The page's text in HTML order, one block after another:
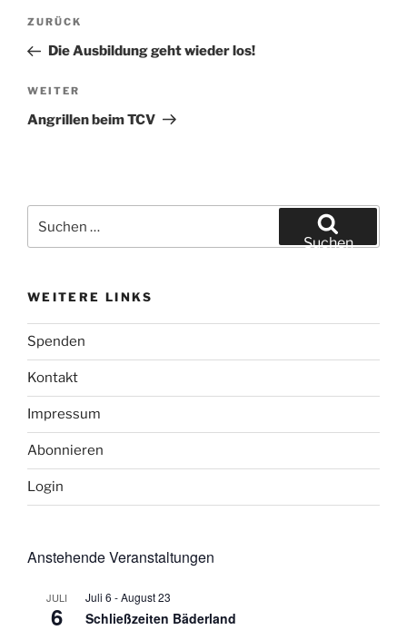
Beitragsnavigation
Vorheriger
Beitrag
ZURÜCK
Die Ausbildung geht wieder los!
Nächster
Beitrag
WEITER
Angrillen beim TCV
nach:
Suchen
WEITERE LINKS
Spenden
Kontakt
Impressum
Abonnieren
Login
Anstehende Veranstaltungen
JULI
6
Juli 6 -August 23
Schließzeiten Bäderland